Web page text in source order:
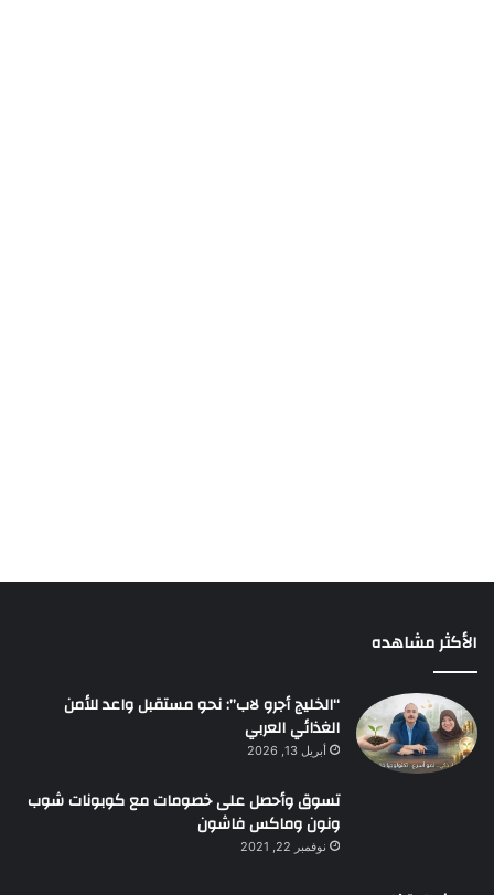
الأكثر مشاهده
“الخليج أجرو لاب”: نحو مستقبل واعد للأمن
الغذائي العربي
أبريل 13, 2026
تسوق وأحصل على خصومات مع كوبونات شوب
ونون وماكس فاشون
نوفمبر 22, 2021